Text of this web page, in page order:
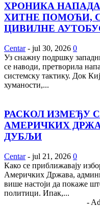
ХРОНИКА
ХИТНЕ ПОМОЋИ,
ЦИВИЛНЕ
Centar - jul 30, 2026 0
Уз снажну подршку
се наводи, претворила
системску тактику. Док
хуманости,...
РАСКОЛ ИЗМЕЂУ
АМЕРИЧКИХ
ДУБЉИ
Centar - jul 21, 2026 0
Како се приближавају
Америчких Држава,
више настоји да покаже
политици. Ипак,...
-